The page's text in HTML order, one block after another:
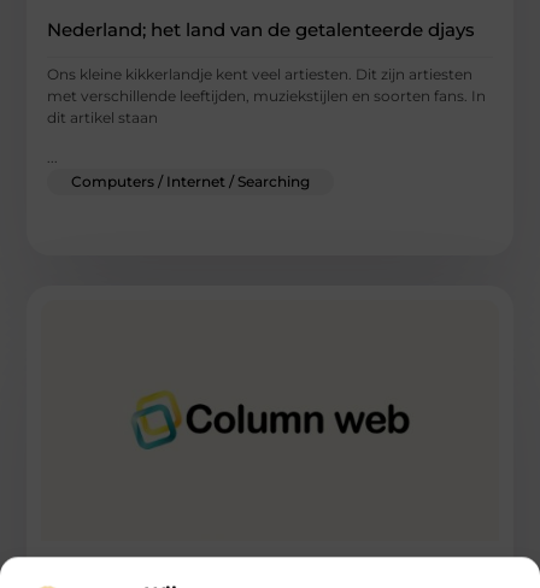
Nederland; het land van de getalenteerde djays
Ons kleine kikkerlandje kent veel artiesten. Dit zijn artiesten
met verschillende leeftijden, muziekstijlen en soorten fans. In
dit artikel staan
Computers / Internet / Searching